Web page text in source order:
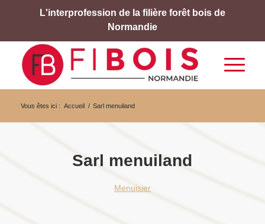
L'interprofession de la filière forêt bois de
Normandie
Vous êtes ici : Accueil / Sarl menuiland
Sarl menuiland
Menuisier